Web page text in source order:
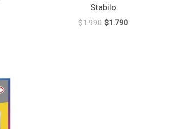
Stabilo
$1.990 $1.790